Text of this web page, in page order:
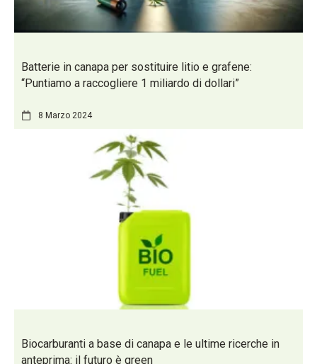
Batterie in canapa per sostituire litio e grafene:
“Puntiamo a raccogliere 1 miliardo di dollari”
8 Marzo 2024
Biocarburanti a base di canapa e le ultime ricerche in
anteprima: il futuro è green